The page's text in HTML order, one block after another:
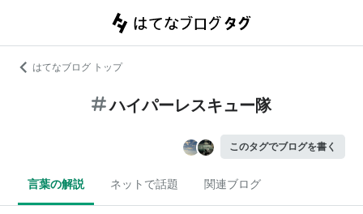
はてなブログ トップ
ハイパーレスキュー隊
このタグでブログを書く
言葉の解説 ネットで話題 関連ブログ